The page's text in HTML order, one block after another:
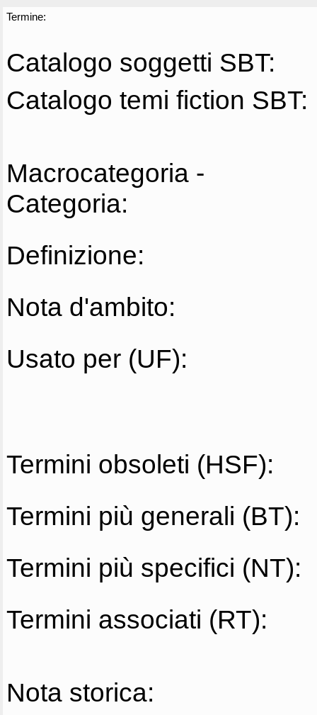
Termine:
Catalogo soggetti SBT:
Catalogo temi fiction SBT:
Macrocategoria -
Categoria:
Definizione:
Nota d'ambito:
Usato per (UF):
Termini obsoleti (HSF):
Termini più generali (BT):
Termini più specifici (NT):
Termini associati (RT):
Nota storica: